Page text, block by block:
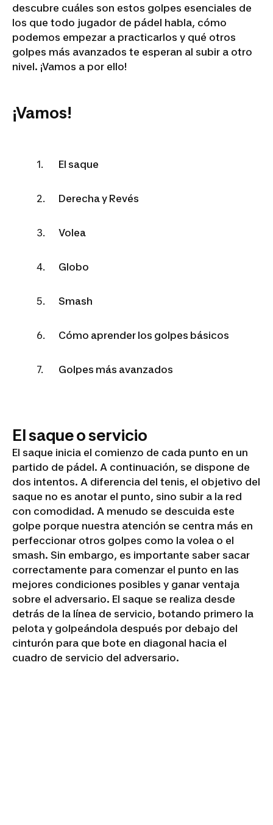
descubre cuáles son estos golpes esenciales de
los que todo jugador de pádel habla, cómo
podemos empezar a practicarlos y qué otros
golpes más avanzados te esperan al subir a otro
nivel. ¡Vamos a por ello!
¡Vamos!
El saque
Derecha y Revés
Volea
Globo
Smash
Cómo aprender los golpes básicos
Golpes más avanzados
El saque o servicio
El saque inicia el comienzo de cada punto en un
partido de pádel. A continuación, se dispone de
dos intentos. A diferencia del tenis, el objetivo del
saque no es anotar el punto, sino subir a la red
con comodidad. A menudo se descuida este
golpe porque nuestra atención se centra más en
perfeccionar otros golpes como la volea o el
smash. Sin embargo, es importante saber sacar
correctamente para comenzar el punto en las
mejores condiciones posibles y ganar ventaja
sobre el adversario. El saque se realiza desde
detrás de la línea de servicio, botando primero la
pelota y golpeándola después por debajo del
cinturón para que bote en diagonal hacia el
cuadro de servicio del adversario.